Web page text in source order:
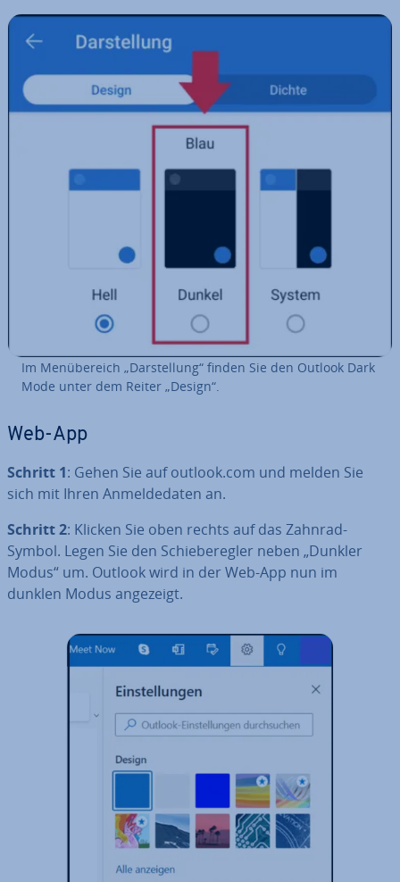
Im Men­über­eich „Dar­stel­lung“ finden Sie den Outlook Dark
Mode unter dem Reiter „Design“.
Web-App
Schritt 1: Gehen Sie auf outlook.com und melden Sie
sich mit Ihren An­mel­de­da­ten an.
Schritt 2: Klicken Sie oben rechts auf das Zahnrad-
Symbol. Legen Sie den Schie­be­reg­ler neben „Dunkler
Modus“ um. Outlook wird in der Web-App nun im
dunklen Modus angezeigt.